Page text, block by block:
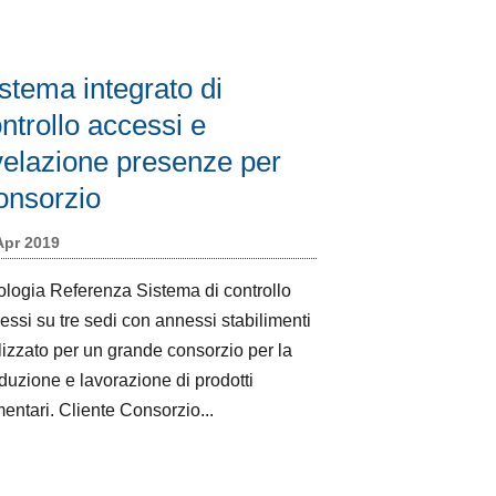
integrato di
accessi e
presenze per
2019
Referenza Sistema di controllo
su tre sedi con annessi
realizzato per un grande
per la produzione e
di prodotti alimentari. Cliente